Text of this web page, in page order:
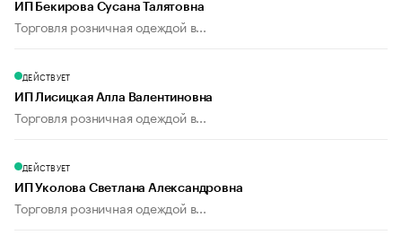
ИП Бекирова Сусана Талятовна
Торговля розничная одеждой в...
ДЕЙСТВУЕТ
ИП Лисицкая Алла Валентиновна
Торговля розничная одеждой в...
ДЕЙСТВУЕТ
ИП Уколова Светлана Александровна
Торговля розничная одеждой в...